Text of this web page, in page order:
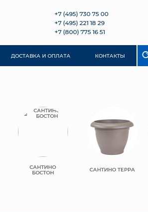
+7 (495) 730 75 00
+7 (495) 221 18 29
+7 (800) 775 16 51
ДОСТАВКА И ОПЛАТА КОНТАКТЫ
САНТИНО
БОСТОН САНТИНО ТЕРРА